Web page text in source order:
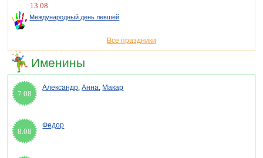
13.08
Международный день левшей
Все праздники
Именины
7.08
Александр,Анна, Макар
8.08
Федор